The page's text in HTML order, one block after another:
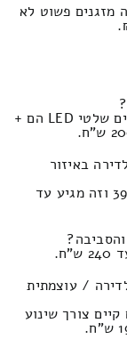
מזגנים פשוט לא
תעריף של העברה של שלטי חוצות, בעיר איבים שלטי LED הם +
באיזור
ניתן לשנע מתקני חיט לתעשייה המחיר הוא 390 וזה מגיע עד
/ עוצמתית
צורך שינוע